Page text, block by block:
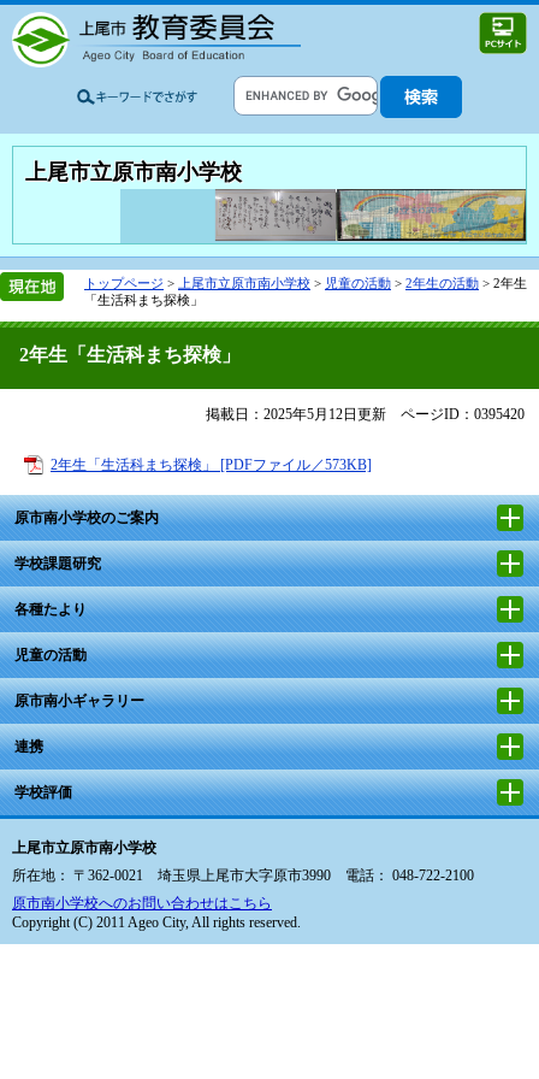
上尾市立原市南小学校
トップページ > 上尾市立原市南小学校 > 児童の活動 > 2年生の活動 > 2年生
「生活科まち探検」
2年生「生活科まち探検」
掲載日：2025年5月12日更新 ページID：0395420
2年生「生活科まち探検」 [PDFファイル／573KB]
原市南小学校のご案内
学校課題研究
各種たより
児童の活動
原市南小ギャラリー
連携
学校評価
上尾市立原市南小学校
所在地： 〒362-0021 埼玉県上尾市大字原市3990 電話： 048-722-2100
原市南小学校へのお問い合わせはこちら
Copyright (C) 2011 Ageo City, All rights reserved.